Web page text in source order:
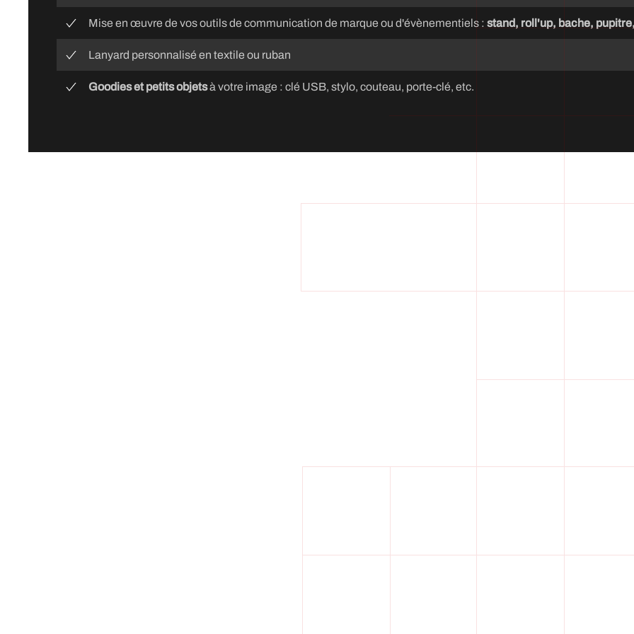
Mise en œuvre de vos outils de communication de marque ou d'évènementiels : stand, roll'up, bache,
Lanyard personnalisé en textile ou ruban
Goodies et petits objetsà votre image : clé USB, stylo, couteau, porte-clé, etc.